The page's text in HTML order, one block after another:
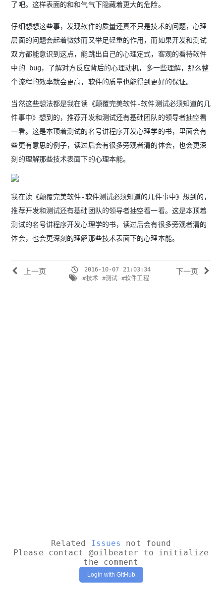
了吧。这样表面的和和气气下隐藏着更大的危险。
仔细想想这些事，发现软件的质量还真不只是技术的问题，心理
层面的问题会起着微妙而又举足轻重的作用，而如果开发和测试
双方都能意识到这点，能跳出自己的心理定式，客观的看待软件
中的 bug，了解对方反应背后的心理动机，多一些理解，那么整
个流程的效率就会更高，软件的质量也能得到更好的保证。
当然这些想法都是我在读《颠覆完美软件-软件测试必须知道的几
件事中》想到的，推荐开发和测试还有基础团队的领导者抽空看
一看。这是本顶着测试的名号讲程序开发心理学的书，里面会有
些更有意思的例子，读过后会有很多旁观者清的体会，也会更深
刻的理解那些技术表面下的心理本能。
我在读《颠覆完美软件-软件测试必须知道的几件事中》想到的，
推荐开发和测试还有基础团队的领导者抽空看一看。这是本顶着
测试的名号讲程序开发心理学的书，读过后会有很多旁观者清的
体会，也会更深刻的理解那些技术表面下的心理本能。
上一页
2016-10-07 21:03:34
#技术 #测试 #软件工程
下一页
Related Issues
not found
Please contact @oilbeater to initialize
the comment
Login with GitHub